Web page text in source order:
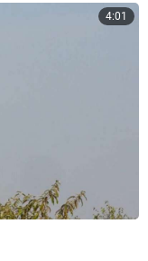
4:01